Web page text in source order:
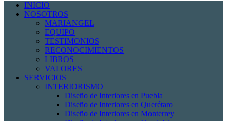
INICIO
NOSOTROS
MARIANGEL
EQUIPO
TESTIMONIOS
RECONOCIMIENTOS
LIBROS
VALORES
SERVICIOS
INTERIORISMO
Diseño de Interiores en Puebla
Diseño de Interiores en Querétaro
Diseño de Interiores en Monterrey